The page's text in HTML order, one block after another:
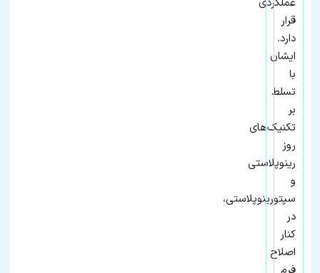
عملکردی
قرار
دارد.
ایشان
با
تسلط
بر
تکنیک‌های
روز
رینوپلاستی
و
سپتورینوپلاستی،
در
کنار
اصلاح